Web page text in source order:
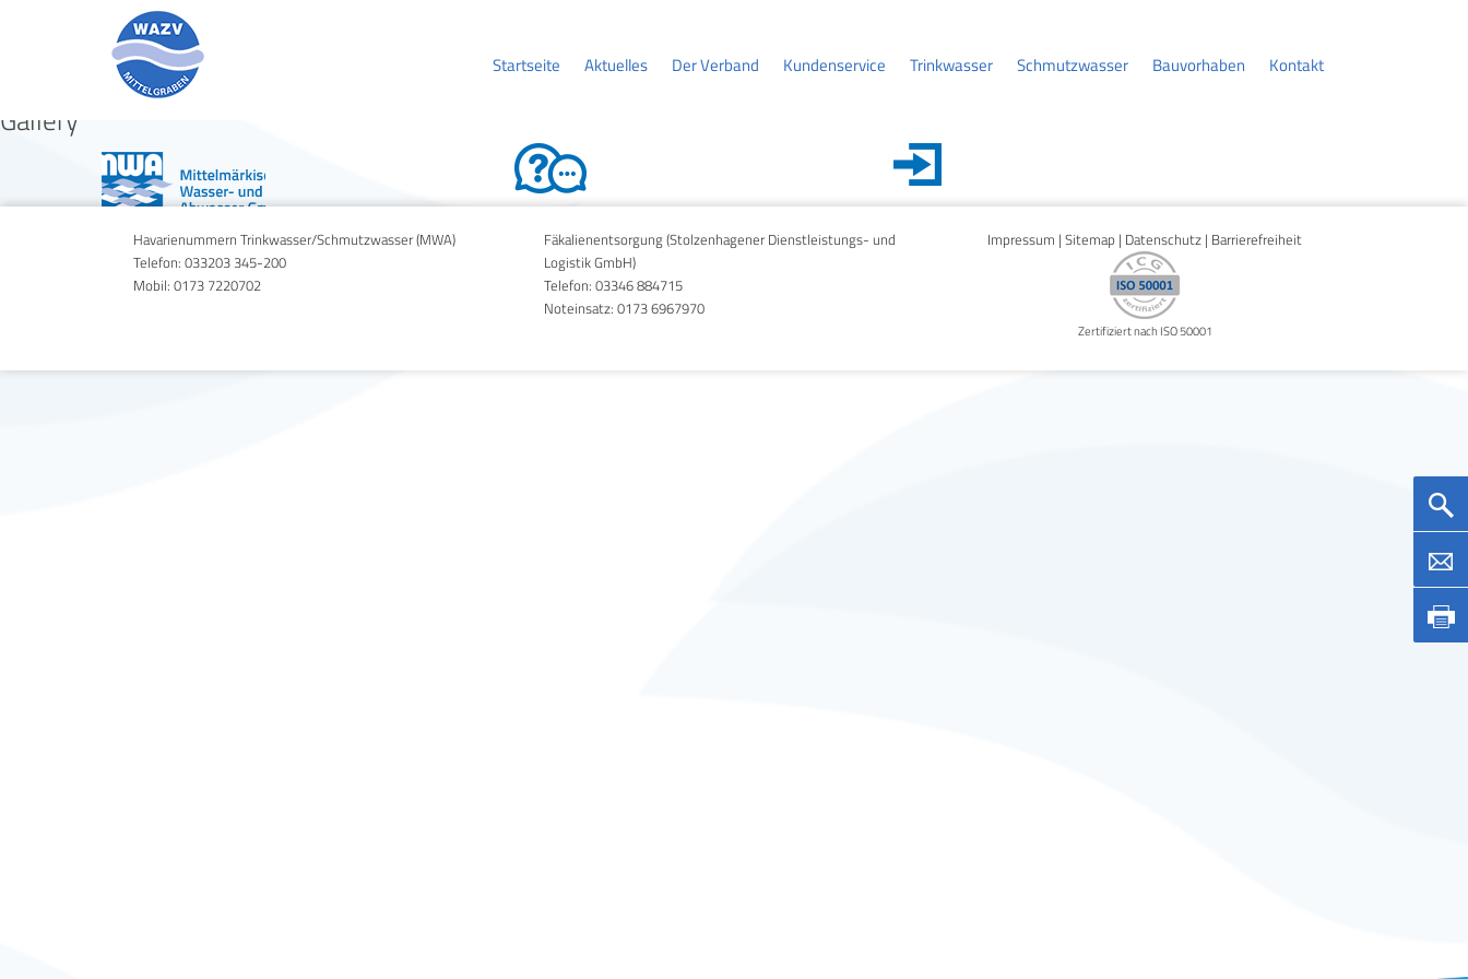
Startseite Aktuelles Der Verband Kundenservice Trinkwasser Schmutzwasser Bauvorhaben Kontakt
Gallery
Havarienummern Trinkwasser/Schmutzwasser (MWA)
Telefon: 033203 345-200
Mobil: 0173 7220702
Fäkalienentsorgung (Stolzenhagener Dienstleistungs- und
Logistik GmbH)
Telefon:03346 884715
Noteinsatz:0173 6967970
Impressum |Sitemap | Datenschutz | Barrierefreiheit
Zertifiziert nach ISO 50001